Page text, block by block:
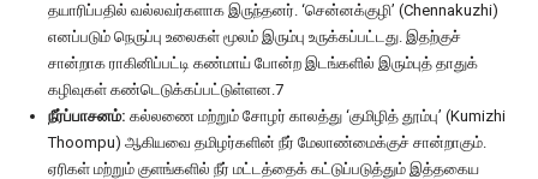
தயாரிப்பதில் வல்லவர்களாக இருந்தனர். ‘சென்னக்குழி’ (Chennakuzhi)
எனப்படும் நெருப்பு உலைகள் மூலம் இரும்பு உருக்கப்பட்டது. இதற்குச்
சான்றாக ராகினிப்பட்டி கண்மாய் போன்ற இடங்களில் இரும்புத் தாதுக்
கழிவுகள் கண்டெடுக்கப்பட்டுள்ளன.7
நீர்ப்பாசனம்: கல்லணை மற்றும் சோழர் காலத்து ‘குமிழித் தூம்பு’ (Kumizhi
Thoompu) ஆகியவை தமிழர்களின் நீர் மேலாண்மைக்குச் சான்றாகும்.
ஏரிகள் மற்றும் குளங்களில் நீர் மட்டத்தைக் கட்டுப்படுத்தும் இத்தகைய